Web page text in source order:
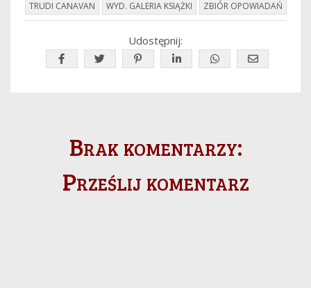
TRUDI CANAVAN
WYD. GALERIA KSIĄŻKI ZBIÓR OPOWIADAŃ
Udostępnij:
Brak komentarzy:
Prześlij komentarz